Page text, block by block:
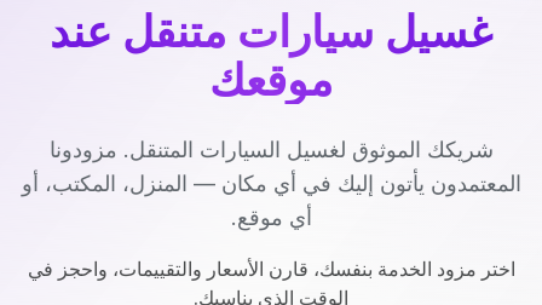
غسيل سيارات متنقل عند
موقعك
شريكك الموثوق لغسيل السيارات المتنقل. مزودونا
المعتمدون يأتون إليك في أي مكان — المنزل، المكتب، أو
أي موقع.
اختر مزود الخدمة بنفسك، قارن الأسعار والتقييمات، واحجز في
الوقت الذي يناسبك.